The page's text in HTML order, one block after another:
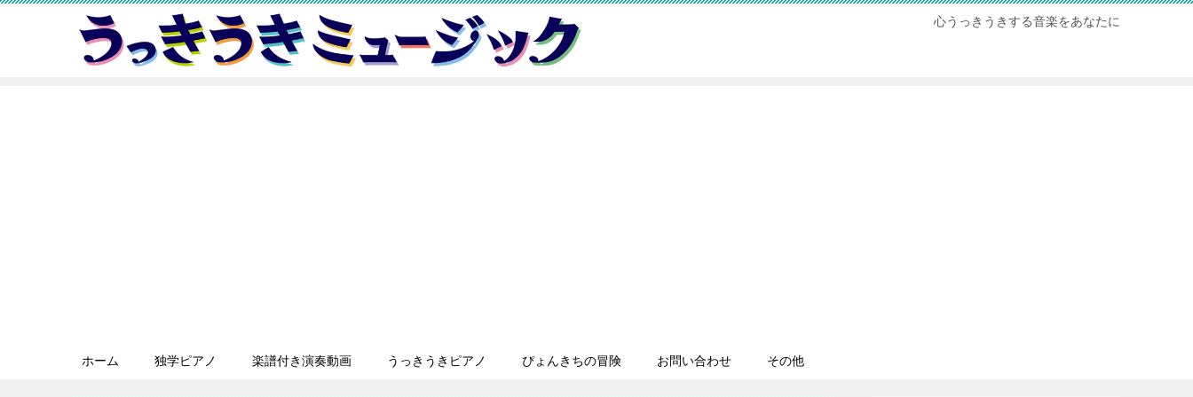
心うっきうきする音楽をあなたに
ホーム 独学ピアノ 楽譜付き演奏動画 うっきうきピアノ ぴょんきちの冒険 お問い合わせ その他